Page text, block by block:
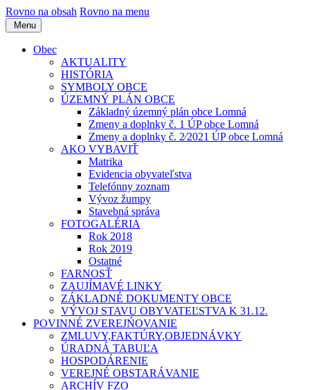
Rovno na obsah Rovno na menu
Menu
Obec
AKTUALITY
HISTÓRIA
SYMBOLY OBCE
ÚZEMNÝ PLÁN OBCE
Základný územný plán obce Lomná
Zmeny a doplnky č. 1 ÚP obce Lomná
Zmeny a doplnky č. 2⁄2021 ÚP obce Lomná
AKO VYBAVIŤ
Matrika
Evidencia obyvateľstva
Telefónny zoznam
Vývoz žumpy
Stavebná správa
FOTOGALÉRIA
Rok 2018
Rok 2019
Ostatné
FARNOSŤ
ZAUJÍMAVÉ LINKY
ZÁKLADNÉ DOKUMENTY OBCE
VÝVOJ STAVU OBYVATEĽSTVA K 31.12.
POVINNÉ ZVEREJŃOVANIE
ZMLUVY,FAKTÚRY,OBJEDNÁVKY
ÚRADNÁ TABUĽA
HOSPODÁRENIE
VEREJNÉ OBSTARÁVANIE
ARCHÍV FZO